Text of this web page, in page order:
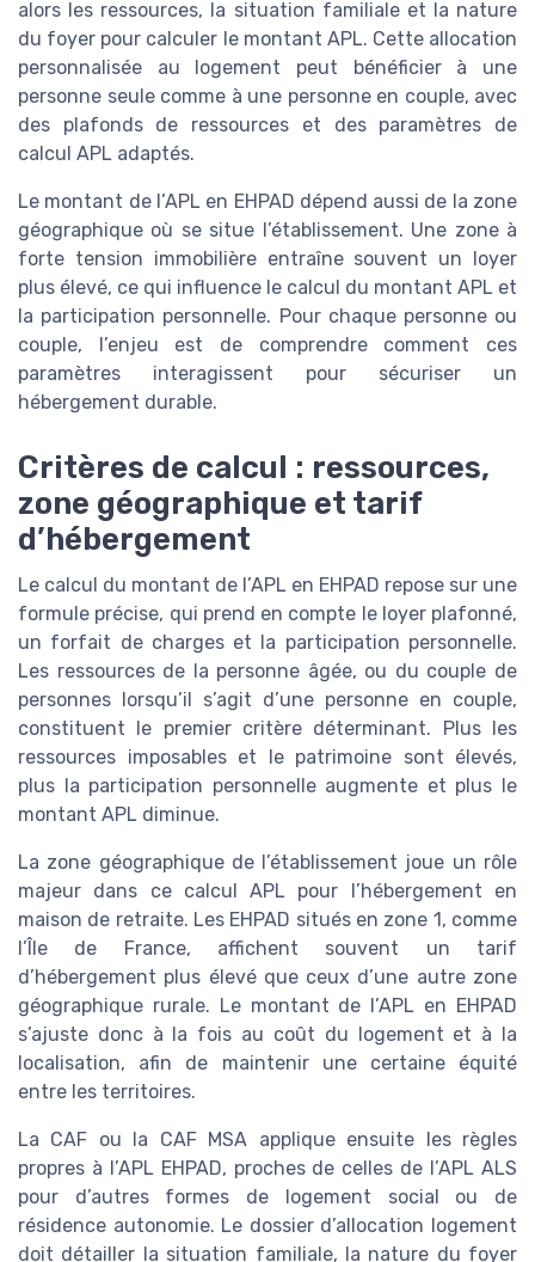
alors les ressources, la situation familiale et la nature
du foyer pour calculer le montant APL. Cette allocation
personnalisée au logement peut bénéficier à une
personne seule comme à une personne en couple, avec
des plafonds de ressources et des paramètres de
calcul APL adaptés.
Le montant de l’APL en EHPAD dépend aussi de la zone
géographique où se situe l’établissement. Une zone à
forte tension immobilière entraîne souvent un loyer
plus élevé, ce qui influence le calcul du montant APL et
la participation personnelle. Pour chaque personne ou
couple, l’enjeu est de comprendre comment ces
paramètres interagissent pour sécuriser un
hébergement durable.
Critères de calcul : ressources,
zone géographique et tarif
d’hébergement
Le calcul du montant de l’APL en EHPAD repose sur une
formule précise, qui prend en compte le loyer plafonné,
un forfait de charges et la participation personnelle.
Les ressources de la personne âgée, ou du couple de
personnes lorsqu’il s’agit d’une personne en couple,
constituent le premier critère déterminant. Plus les
ressources imposables et le patrimoine sont élevés,
plus la participation personnelle augmente et plus le
montant APL diminue.
La zone géographique de l’établissement joue un rôle
majeur dans ce calcul APL pour l’hébergement en
maison de retraite. Les EHPAD situés en zone 1, comme
l’Île de France, affichent souvent un tarif
d’hébergement plus élevé que ceux d’une autre zone
géographique rurale. Le montant de l’APL en EHPAD
s’ajuste donc à la fois au coût du logement et à la
localisation, afin de maintenir une certaine équité
entre les territoires.
La CAF ou la CAF MSA applique ensuite les règles
propres à l’APL EHPAD, proches de celles de l’APL ALS
pour d’autres formes de logement social ou de
résidence autonomie. Le dossier d’allocation logement
doit détailler la situation familiale, la nature du foyer